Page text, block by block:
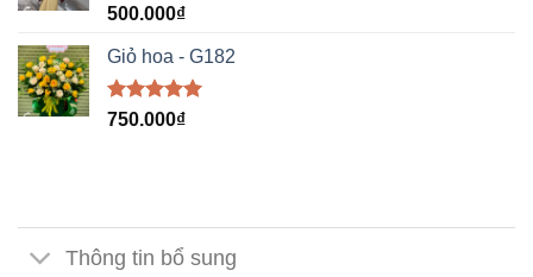
Được xếp
5 sao
500.000₫
Giỏ hoa - G182
Được xếp
750.000₫
Thông tin bổ sung